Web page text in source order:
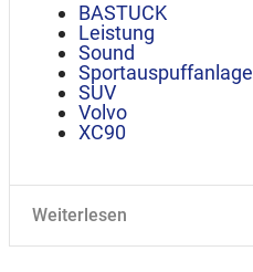
BASTUCK
Leistung
Sound
Sportauspuffanlage
SUV
Volvo
XC90
Weiterlesen